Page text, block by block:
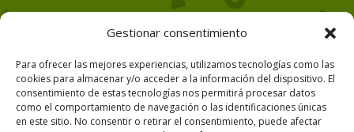
Gestionar consentimiento
Para ofrecer las mejores experiencias, utilizamos tecnologías como las
cookies para almacenar y/o acceder a la información del dispositivo. El
consentimiento de estas tecnologías nos permitirá procesar datos
como el comportamiento de navegación o las identificaciones únicas
en este sitio. No consentir o retirar el consentimiento, puede afectar
Política de Privacidad
Contacto